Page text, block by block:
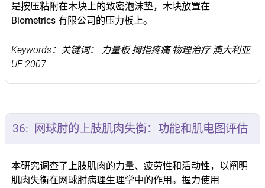
是按压粘附在木块上的致密泡沫垫，木块放置在
Biometrics 有限公司的压力板上。
Keywords：关键词： 力量板 拇指疼痛 物理治疗 澳大利亚
UE 2007
36: 网球肘的上肢肌肉失衡：功能和肌电图评估
本研究调查了上肢肌肉的力量、疲劳性和活动性，以阐明
肌肉失衡在网球肘病理生理学中的作用。握力使用